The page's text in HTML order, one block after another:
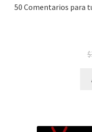
Política de
Preguntas Mas
50 Comentarios para
$